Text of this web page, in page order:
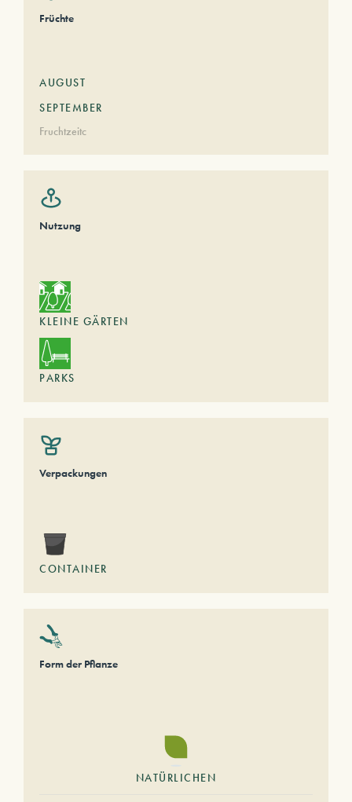
Früchte
AUGUST
SEPTEMBER
Fruchtzeitc
Nutzung
KLEINE GÄRTEN
PARKS
Verpackungen
CONTAINER
Form der Pflanze
NATÜRLICHEN